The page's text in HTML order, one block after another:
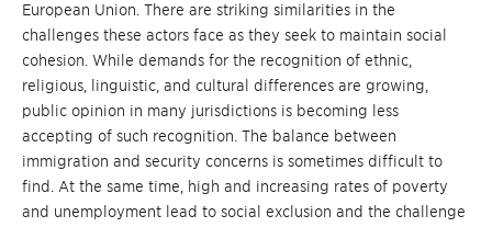
European Union. There are striking similarities in the
challenges these actors face as they seek to maintain social
cohesion. While demands for the recognition of ethnic,
religious, linguistic, and cultural differences are growing,
public opinion in many jurisdictions is becoming less
accepting of such recognition. The balance between
immigration and security concerns is sometimes difficult to
find. At the same time, high and increasing rates of poverty
and unemployment lead to social exclusion and the challenge